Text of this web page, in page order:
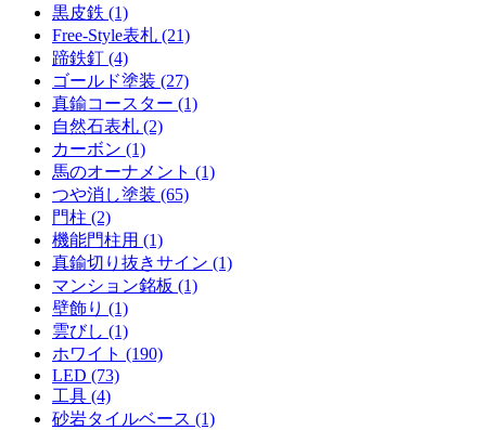
黒皮鉄 (1)
Free-Style表札 (21)
蹄鉄釘 (4)
ゴールド塗装 (27)
真鍮コースター (1)
自然石表札 (2)
カーボン (1)
馬のオーナメント (1)
つや消し塗装 (65)
門柱 (2)
機能門柱用 (1)
真鍮切り抜きサイン (1)
マンション銘板 (1)
壁飾り (1)
雲びし (1)
ホワイト (190)
LED (73)
工具 (4)
砂岩タイルベース (1)